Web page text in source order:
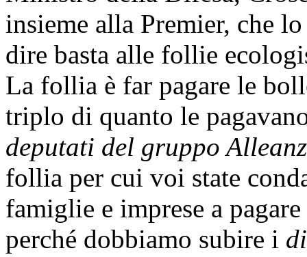
insieme alla Premier, che
dire basta alle follie
La follia è far pagare le
triplo di quanto le
deputati del gruppo
follia per cui voi state
famiglie e imprese a
perché dobbiamo subire i